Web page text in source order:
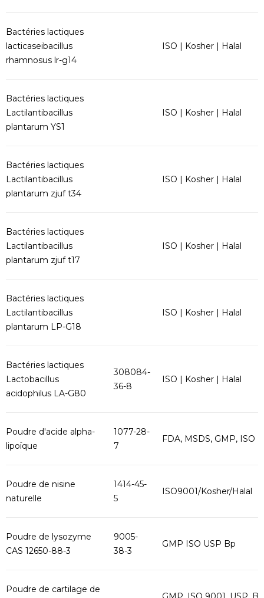
Bactéries lactiques
lacticaseibacillus
rhamnosus lr-g14
ISO | Kosher | Halal
Bactéries lactiques
Lactilantibacillus
plantarum YS1
ISO | Kosher | Halal
Bactéries lactiques
Lactilantibacillus
plantarum zjuf t34
ISO | Kosher | Halal
Bactéries lactiques
Lactilantibacillus
plantarum zjuf t17
ISO | Kosher | Halal
Bactéries lactiques
Lactilantibacillus
plantarum LP-G18
ISO | Kosher | Halal
Bactéries lactiques
Lactobacillus
acidophilus LA-G80
308084-
36-8
ISO | Kosher | Halal
Poudre d'acide alpha-
lipoïque
1077-28-
7
FDA, MSDS, GMP, ISO
Poudre de nisine
naturelle
1414-45-
5
ISO9001/Kosher/Halal
Poudre de lysozyme
CAS 12650-88-3
9005-
38-3
GMP ISO USP Bp
Poudre de cartilage de